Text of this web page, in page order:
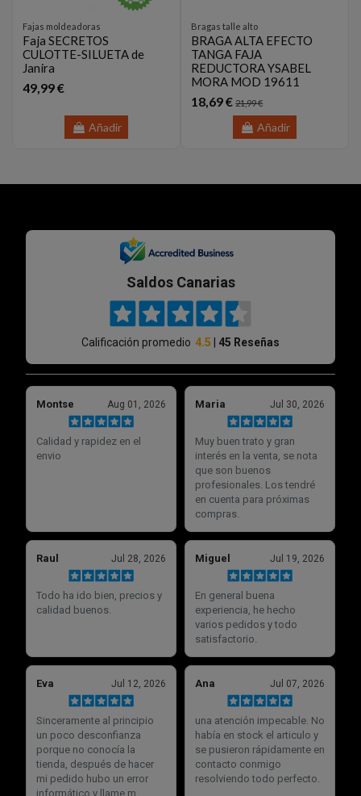
Fajas moldeadoras
Faja SECRETOS
CULOTTE-SILUETA de
Janira
49,99 €
Añadir
Bragas talle alto
BRAGA ALTA EFECTO
TANGA FAJA
REDUCTORA YSABEL
MORA MOD 19611
18,69 €21,99 €
Añadir